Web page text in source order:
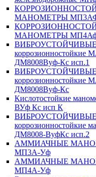
МАНОМЕТРЫ
МАНОМЕТРЫ
ВИБРОУСТОЙЧИВЫЕ
ДМ8008Вуф-Кс исп.1
ВИБРОУСТОЙЧИВЫЕ
ДМ8008Вуф-Кс
Кислотостойкие
ВУф Кс исп К
ВИБРОУСТОЙЧИВЫЕ
коррозионностойкие
ДМ8008-ВуфКс исп.2
АММИАЧНЫЕ
МП3А-Уф
АММИАЧНЫЕ
МП4А-Уф